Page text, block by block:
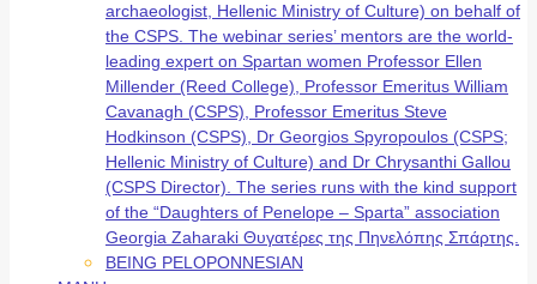
archaeologist, Hellenic Ministry of Culture) on behalf of
the CSPS. The webinar series’ mentors are the world-
leading expert on Spartan women Professor Ellen
Millender (Reed College), Professor Emeritus William
Cavanagh (CSPS), Professor Emeritus Steve
Hodkinson (CSPS), Dr Georgios Spyropoulos (CSPS;
Hellenic Ministry of Culture) and Dr Chrysanthi Gallou
(CSPS Director). The series runs with the kind support
of the “Daughters of Penelope – Sparta” association
Georgia Zaharaki Θυγατέρες της Πηνελόπης Σπάρτης.
BEING PELOPONNESIAN